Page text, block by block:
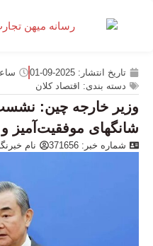
تاریخ انتشار: 2025-09-01
دسته بندی: اقتصاد کلان
وزیر خارجه چین:
شانگهای موفقیت‌آمیز
شماره خبر: 371656 نام